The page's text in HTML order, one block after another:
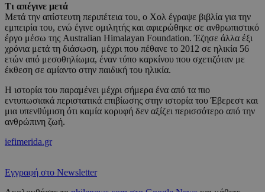
Τι απέγινε μετά
Μετά την απίστευτη περιπέτεια του, ο Χολ έγραψε βιβλία για την
εμπειρία του, ενώ έγινε ομιλητής και αφιερώθηκε σε ανθρωπιστικό
έργο μέσω της Australian Himalayan Foundation. Έζησε άλλα έξι
χρόνια μετά τη διάσωση, μέχρι που πέθανε το 2012 σε ηλικία 56
ετών από μεσοθηλίωμα, έναν τύπο καρκίνου που σχετιζόταν με
έκθεση σε αμίαντο στην παιδική του ηλικία.
Η ιστορία του παραμένει μέχρι σήμερα ένα από τα πιο
εντυπωσιακά περιστατικά επιβίωσης στην ιστορία του Έβερεστ και
μια υπενθύμιση ότι καμία κορυφή δεν αξίζει περισσότερο από την
ανθρώπινη ζωή.
iefimerida.gr
Εγγραφή στο Newsletter